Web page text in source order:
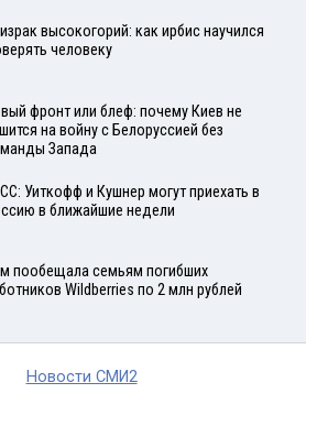
высокогорий: как ирбис научился
человеку
фронт или блеф: почему Киев не
на войну с Белоруссией без
Запада
Уиткофф и Кушнер могут приехать в
в ближайшие недели
пообещала семьям погибших
Wildberries по 2 млн рублей
Новости СМИ2